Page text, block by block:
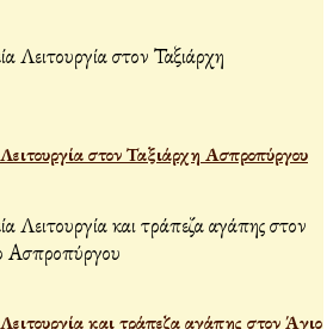
στον Ταξιάρχη Ασπροπύργου
και τράπεζα αγάπης στον Άγιο